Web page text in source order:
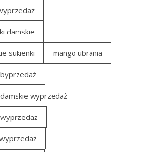
damskie
sukienki mango ubrania
wyprzedaż